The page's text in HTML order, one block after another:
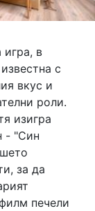
игра, в
с
вкус и
роли.
изигра
- "Син
за да
печели